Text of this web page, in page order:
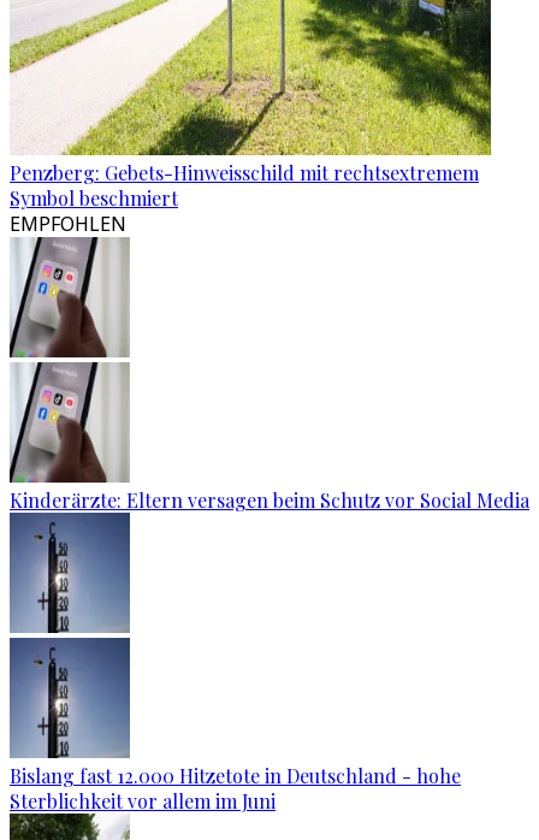
Penzberg: Gebets-Hinweisschild mit rechtsextremem
Symbol beschmiert
EMPFOHLEN
Kinderärzte: Eltern versagen beim Schutz vor Social Media
Bislang fast 12.000 Hitzetote in Deutschland - hohe
Sterblichkeit vor allem im Juni